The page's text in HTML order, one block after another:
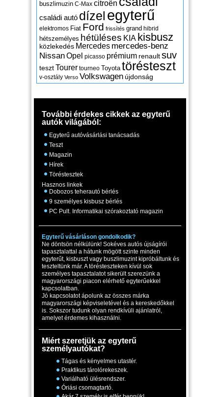
buszlimuzin C-Max citroën
családi autó dízel egyterű
elektromos Fiat Ford frissítés grand hibrid
hétszemélyes hétüléses KIA kisbusz
közlekedés Mercedes mercedes-benz
NissanOpel picasso prémium renaultsuv
tesztTourer tourneo Toyota törésteszt
v-osztály Verso Volkswagen újdonság
További érdekes cikkek az egyterű
autók világából:
Egyterű autóvásárlási tanácsadás
Teszt
Magazin
Hírek
Töréstesztek
Hasznos linkek
Dobozos teherautó bérlés
9 személyes kisbusz bérlés
PC Pult. Informatikai szórakoztató magazin
Egyterű vásárláson gondolkodik?
Ne döntsön nélkülünk! Sokéves autós újságírói
tapasztalattal a hátunk mögött szinte minden
egyterűt, kisbuszt vagy buszlimuzint kipróbáltunk és
teszteltünk már. A törésteszteken kívül sok
személyes tapasztalatot sikerült szerezünk a
magyarországi piacon elérhető egyterűekkel
kapcsolatban.
Jó kapcsolatot ápolunk az összes márka
magyarországi képviseletével és a kereskedőkkel
is. Sokszor tudunk olyan rendkívüli ajánlatról,
amelyet érdemes kihasználni.
Miért szeretjük az egyterű
személyautókat?
Tágas és kényelmes utastér.
Praktikus tárolórekeszek.
Variálható ülésrendszer.
Óriási csomagtartó.